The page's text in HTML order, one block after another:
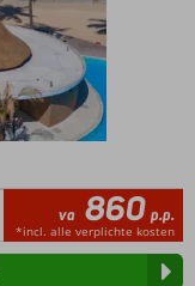
va 860 p.p.
*incl. alle verplichte kosten